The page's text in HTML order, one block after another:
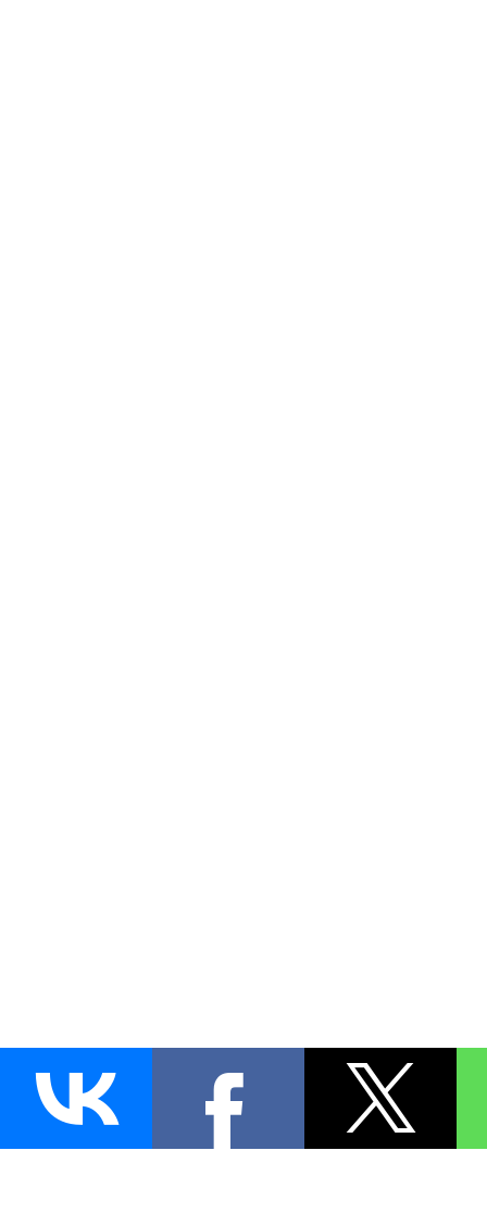
AUTO BLOKIRATOR
+7 (495) 255-04-60 ПОИСК ЗАМКА УСТАНОВКА